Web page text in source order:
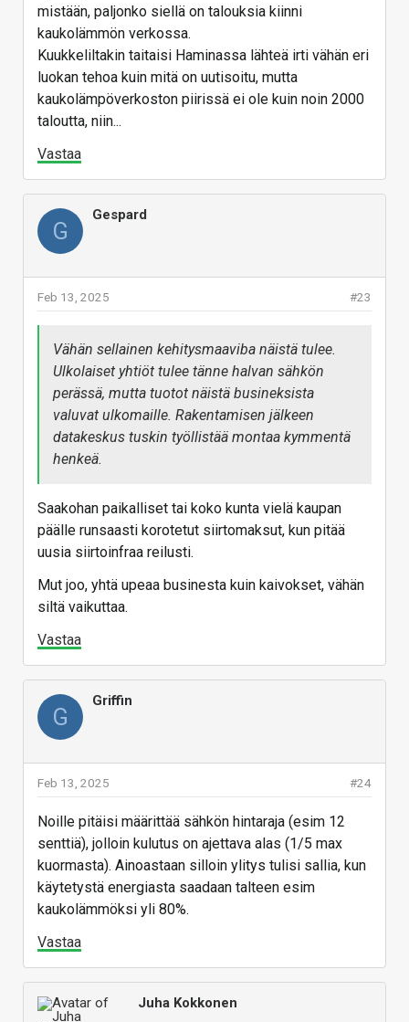
mistään, paljonko siellä on talouksia kiinni
kaukolämmön verkossa.
Kuukkeliltakin taitaisi Haminassa lähteä irti vähän eri
luokan tehoa kuin mitä on uutisoitu, mutta
kaukolämpöverkoston piirissä ei ole kuin noin 2000
taloutta, niin...
Vastaa
G
Gespard
#23
Feb 13, 2025
Vähän sellainen kehitysmaaviba näistä tulee.
Ulkolaiset yhtiöt tulee tänne halvan sähkön
perässä, mutta tuotot näistä busineksista
valuvat ulkomaille. Rakentamisen jälkeen
datakeskus tuskin työllistää montaa kymmentä
henkeä.
Saakohan paikalliset tai koko kunta vielä kaupan
päälle runsaasti korotetut siirtomaksut, kun pitää
uusia siirtoinfraa reilusti.
Mut joo, yhtä upeaa businesta kuin kaivokset, vähän
siltä vaikuttaa.
Vastaa
G
Griffin
#24
Feb 13, 2025
Noille pitäisi määrittää sähkön hintaraja (esim 12
senttiä), jolloin kulutus on ajettava alas (1/5 max
kuormasta). Ainoastaan silloin ylitys tulisi sallia, kun
käytetystä energiasta saadaan talteen esim
kaukolämmöksi yli 80%.
Vastaa
Juha Kokkonen